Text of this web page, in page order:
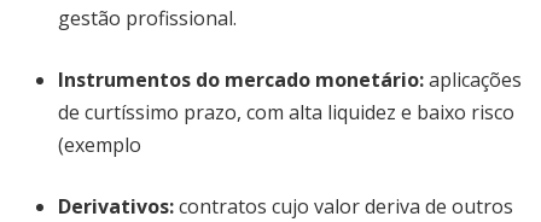
gestão profissional.
Instrumentos do mercado monetário:aplicações
de curtíssimo prazo, com alta liquidez e baixo risco
(exemplo
Derivativos:contratos cujo valor deriva de outros